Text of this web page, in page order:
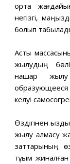
орта
негізгі,
болып
Астық
жылудың
нашар жылу
образующееся
келуі
Өздігінен
жылу алмасу
заттарының
тұқым